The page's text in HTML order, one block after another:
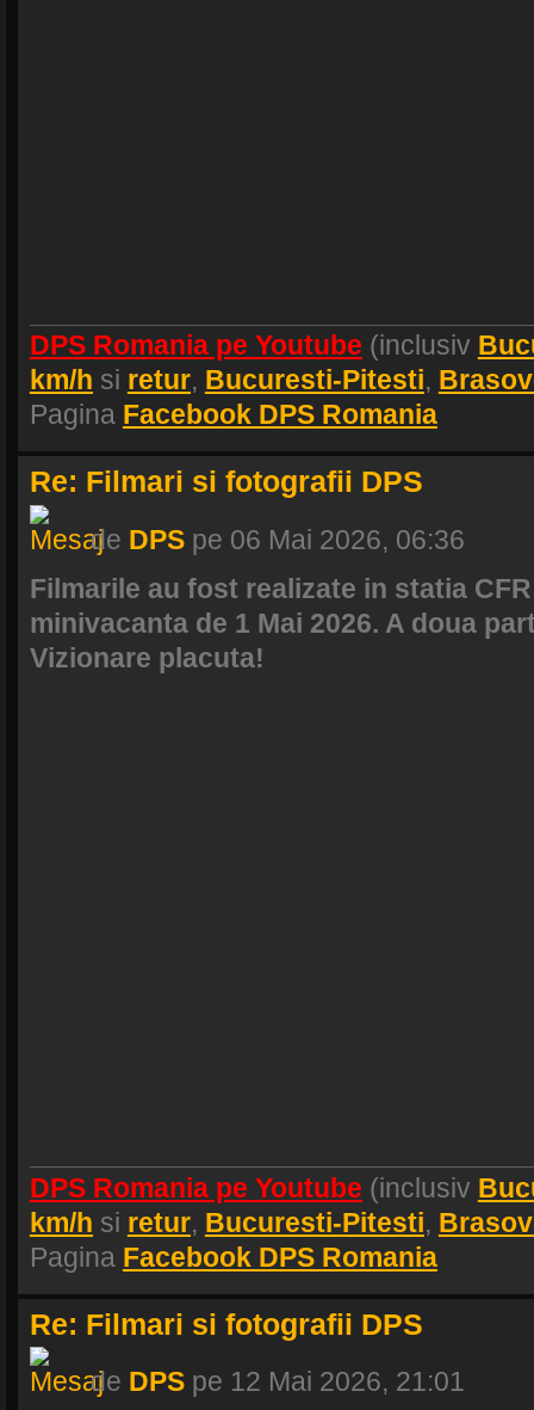
DPS Romania pe Youtube (inclusiv
km/h si retur, Bucuresti-Pitesti,
Pagina Facebook DPS Romania
Re: Filmari si fotografii DPS
de DPSpe 06 Mai 2026, 06:36
Filmarile au fost realizate in statia
minivacanta de 1 Mai 2026. A doua
Vizionare placuta!
DPS Romania pe Youtube (inclusiv
km/h si retur, Bucuresti-Pitesti,
Pagina Facebook DPS Romania
Re: Filmari si fotografii DPS
de DPSpe 12 Mai 2026, 21:01